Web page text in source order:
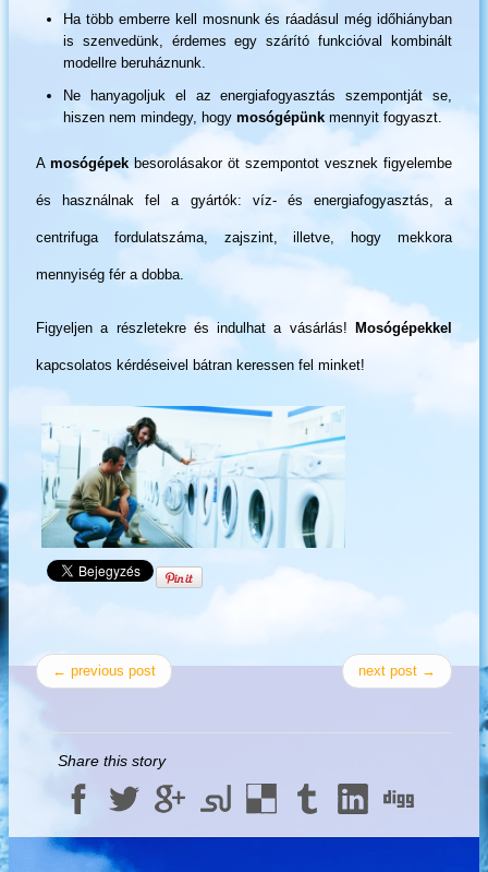
Ha több emberre kell mosnunk és ráadásul még időhiányban
is szenvedünk, érdemes egy szárító funkcióval kombinált
modellre beruháznunk.
Ne hanyagoljuk el az energiafogyasztás szempontját se,
hiszen nem mindegy, hogy mosógépünk mennyit fogyaszt.
A mosógépek besorolásakor öt szempontot vesznek figyelembe
és használnak fel a gyártók: víz- és energiafogyasztás, a
centrifuga fordulatszáma, zajszint, illetve, hogy mekkora
mennyiség fér a dobba.
Figyeljen a részletekre és indulhat a vásárlás! Mosógépekkel
kapcsolatos kérdéseivel bátran keressen fel minket!
← previous post next post →
Share this story